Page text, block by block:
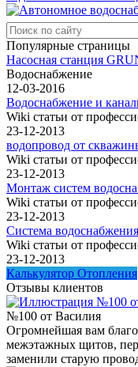
Популярные страницы
Насосная станция
Водоснабжение
12-03-2016
Водоснабжение и
Wiki статьи от
23-12-2013
водопровод от
Wiki статьи от
23-12-2013
Монтаж систем
Wiki статьи от
23-12-2013
Система
Wiki статьи от
23-12-2013
Калькулятор Отопления
Отзывы клиентов
№100 от Василия
Огромнейшая вам
межэтажных щитов,
заменили старую